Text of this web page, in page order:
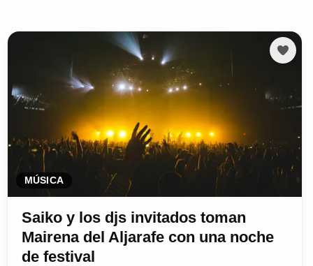
MÚSICA
Saiko y los djs invitados toman
Mairena del Aljarafe con una noche
de festival